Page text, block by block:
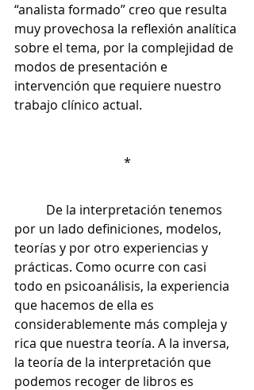
“analista formado” creo que resulta
muy provechosa la reflexión analítica
sobre el tema, por la complejidad de
modos de presentación e
intervención que requiere nuestro
trabajo clínico actual.
*
por un lado definiciones, modelos,
teorías y por otro experiencias y
prácticas. Como ocurre con casi
todo en psicoanálisis, la experiencia
que hacemos de ella es
considerablemente más compleja y
rica que nuestra teoría. A la inversa,
la teoría de la interpretación que
podemos recoger de libros es